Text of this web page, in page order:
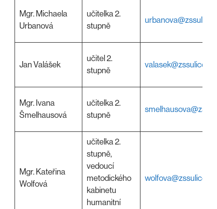
Mgr. Michaela
Urbanová
učitelka 2.
stupně
Jan Valášek
učitel 2.
stupně
valasek@zssulice.cz
Mgr. Ivana
Šmelhausová
učitelka 2.
stupně
Mgr. Kateřina
Wolfová
učitelka 2.
stupně,
vedoucí
metodického
kabinetu
humanitní
wolfova@zssulice.cz